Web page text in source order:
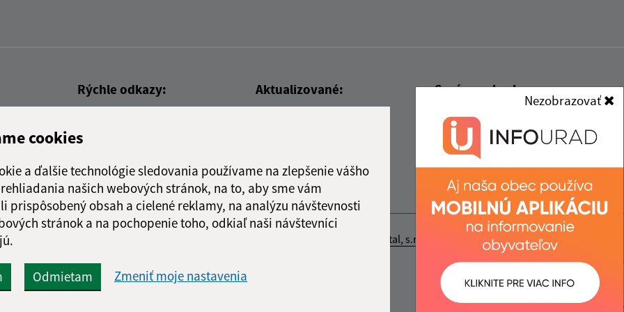
cookies
a ďalšie technológie sledovania používame na zlepšenie vášho
našich webových stránok, na to, aby sme vám
prispôsobený obsah a cielené reklamy, na analýzu návštevnosti
stránok a na pochopenie toho, odkiaľ naši návštevníci
Odmietam Zmeniť moje nastavenia
Nezobrazovať
Rýchle odkazy:
Naša obec
Fotogaléria
Aktualizované: Správca obsahu:
Správca obsahu je Obec Rákoš.
Vytvorené v súlade sJednotným
dizajn manuálom elektronických
služieb.
spoločnosť webex.digital, s.r.o.
Technický prevádzkovateľ: